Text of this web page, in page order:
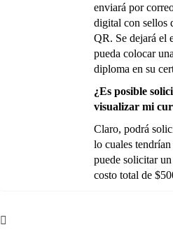
enviará por
digital con sellos
QR. Se dejará el
pueda colocar
diploma en su
¿Es posible
visualizar mi
Claro, podrá
lo cuales
puede solicitar
costo total de